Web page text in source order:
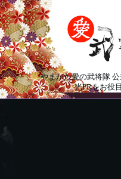
やまがた愛の武将隊
光PRをお役